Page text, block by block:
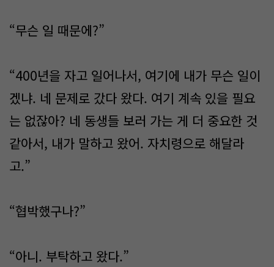
“무슨 일 때문에?”
“400년을 자고 일어나서, 여기에 내가 무슨 일이
겠냐. 네 문제로 갔다 왔다. 여기 계속 있을 필요
는 없잖아? 네 동생들 보러 가는 게 더 중요한 것
같아서, 내가 말하고 왔어. 자치령으로 해달라
고.”
“협박했구나?”
“아니. 부탁하고 왔다.”